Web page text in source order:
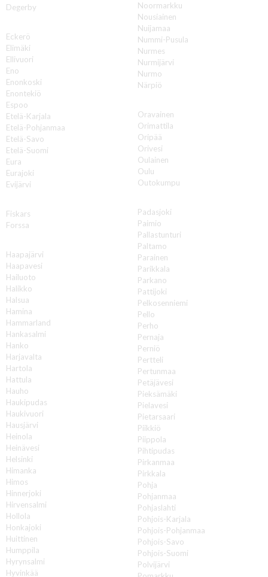
Degerby
Eckerö
Elimäki
Ellivuori
Eno
Enonkoski
Enontekiö
Espoo
Etelä-Karjala
Etelä-Pohjanmaa
Etelä-Savo
Etelä-Suomi
Eura
Eurajoki
Evijärvi
Fiskars
Forssa
Haapajärvi
Haapavesi
Hailuoto
Halikko
Halsua
Hamina
Hammarland
Hankasalmi
Hanko
Harjavalta
Hartola
Hattula
Hauho
Haukipudas
Haukivuori
Hausjärvi
Heinola
Heinävesi
Helsinki
Himanka
Himos
Hinnerjoki
Hirvensalmi
Hollola
Honkajoki
Huittinen
Humppila
Hyrynsalmi
Hyvinkää
Noormarkku
Nousiainen
Nuijamaa
Nummi-Pusula
Nurmes
Nurmijärvi
Nurmo
Närpiö
Oravainen
Orimattila
Oripää
Orivesi
Oulainen
Oulu
Outokumpu
Padasjoki
Paimio
Pallastunturi
Paltamo
Parainen
Parikkala
Parkano
Pattijoki
Pelkosenniemi
Pello
Perho
Pernaja
Perniö
Pertteli
Pertunmaa
Petäjävesi
Pieksämäki
Pielavesi
Pietarsaari
Piikkiö
Piippola
Pihtipudas
Pirkanmaa
Pirkkala
Pohja
Pohjanmaa
Pohjaslahti
Pohjois-Karjala
Pohjois-Pohjanmaa
Pohjois-Savo
Pohjois-Suomi
Polvijärvi